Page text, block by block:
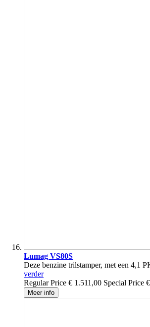
Lumag VS80S
Deze benzine trilstamper, met een 4,1
verder
Regular Price € 1.511,00 Special Price
Meer info